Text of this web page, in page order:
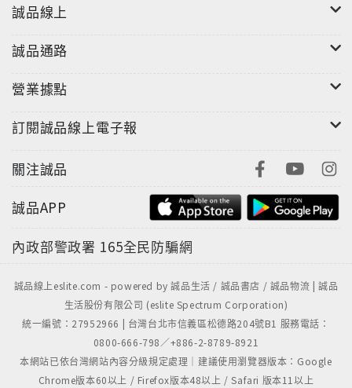
誠品線上
誠品通路
營業據點
訂閱誠品線上電子報
關注誠品
誠品APP
內政部警政署 165全民防騙網
誠品線上eslite.com - powered by 誠品生活 / 誠品書店 / 誠品物流 | 誠品
生活股份有限公司 (eslite Spectrum Corporation)
統一編號：27952966 | 台灣台北市信義區松德路204號B1 服務電話：
0800-666-798／+886-2-8789-8921
本網站已依台灣網站內容分級規定處理｜建議使用瀏覽器版本：Google
Chrome版本60以上 / Firefox版本48以上 / Safari 版本11以上